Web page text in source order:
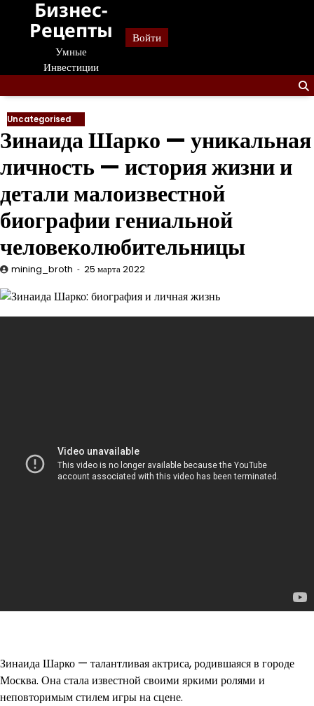
Перейти
содержанию
Бизнес-
Рецепты
Умные
Инвестиции
Войти
Uncategorised
Зинаида Шарко — уникальная
личность — история жизни и
детали малоизвестной
биографии гениальной
человеколюбительницы
mining_broth 25 марта 2022
Зинаида Шарко — талантливая актриса, родившаяся в городе
Москва. Она стала известной своими яркими ролями и
неповторимым стилем игры на сцене.